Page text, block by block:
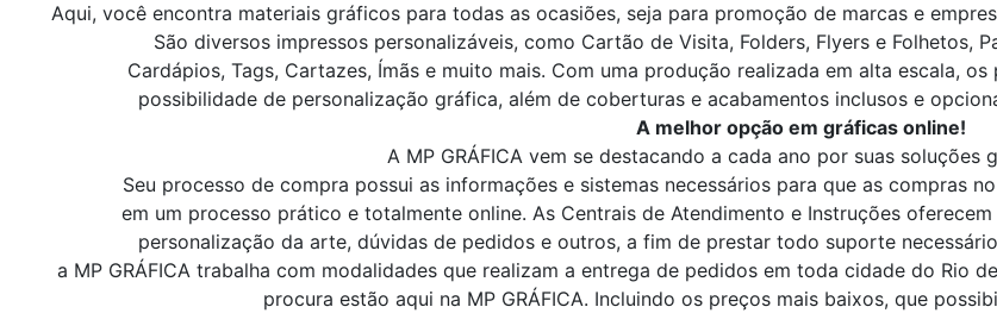
Aqui, você encontra materiais gráficos para todas as ocasiões, seja para promoção de marcas e
São diversos impressos personalizáveis, como Cartão de Visita, Folders, Flyers e Folhetos,
Cardápios, Tags, Cartazes, Ímãs e muito mais. Com uma produção realizada em alta escala,
possibilidade de personalização gráfica, além de coberturas e acabamentos inclusos e
A melhor opção em gráficas online!
A MP GRÁFICA vem se destacando a cada ano por suas soluções
Seu processo de compra possui as informações e sistemas necessários para que as compras
em um processo prático e totalmente online. As Centrais de Atendimento e Instruções
personalização da arte, dúvidas de pedidos e outros, a fim de prestar todo suporte
a MP GRÁFICA trabalha com modalidades que realizam a entrega de pedidos em toda cidade do Rio
procura estão aqui na MP GRÁFICA. Incluindo os preços mais baixos, que